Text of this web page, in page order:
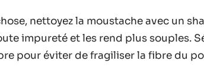
nettoyez la moustache avec un
impureté et les rend plus souples.
pour éviter de fragiliser la fibre du